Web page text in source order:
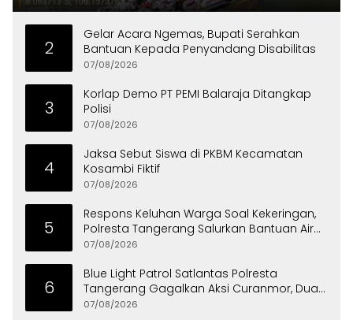
2
Gelar Acara Ngemas, Bupati Serahkan
Bantuan Kepada Penyandang Disabilitas
07/08/2026
3
Korlap Demo PT PEMI Balaraja Ditangkap
Polisi
07/08/2026
4
Jaksa Sebut Siswa di PKBM Kecamatan
Kosambi Fiktif
07/08/2026
5
Respons Keluhan Warga Soal Kekeringan,
Polresta Tangerang Salurkan Bantuan Air
Bersih ke Panongan
07/08/2026
6
Blue Light Patrol Satlantas Polresta
Tangerang Gagalkan Aksi Curanmor, Dua
Pria Diamankan
07/08/2026